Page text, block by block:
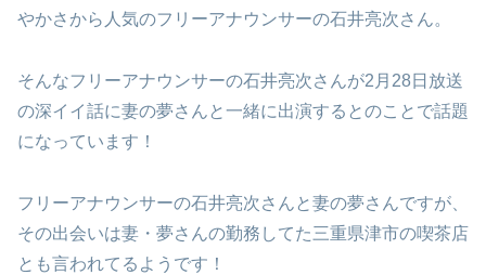
やかさから人気のフリーアナウンサーの石井亮次さん。
そんなフリーアナウンサーの石井亮次さんが2月28日放送
の深イイ話に妻の夢さんと一緒に出演するとのことで話題
になっています！
フリーアナウンサーの石井亮次さんと妻の夢さんですが、
その出会いは妻・夢さんの勤務してた三重県津市の喫茶店
とも言われてるようです！